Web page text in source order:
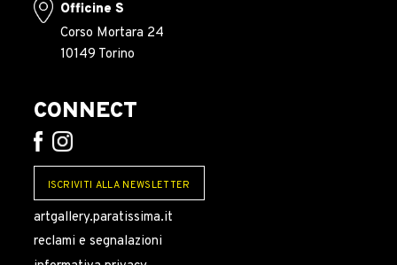
Officine S
Corso Mortara 24
10149 Torino
CONNECT
ISCRIVITI ALLA NEWSLETTER
artgallery.paratissima.it
reclami e segnalazioni